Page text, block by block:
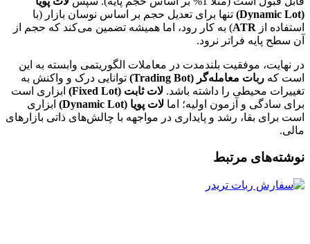
(Dynamic Lot)
تنها برای تعدیل حجم بر اساس نوسان بازار (با
استفاده از ATR) به کار رود، اما همیشه تضمین می‌کند که حجم از
آن سطح پایه فراتر نرود.
در نهایت، موفقیت بلندمدت در معاملات الگوریتمی وابسته به این
است که ربات معامله‌گر (Trading Bot)
توانایی درک و واکنش به
تغییرات محیطی را داشته باشد. لات ثابت (Fixed Lot)
ابزاری است
برای سادگی و آزمون اولیه؛ اما لات پویا (Dynamic Lot)
ابزاری
است برای بقا، رشد و پایداری در مواجهه با چالش‌های ذاتی بازارهای
مالی.
نوشته‌های مرتبط